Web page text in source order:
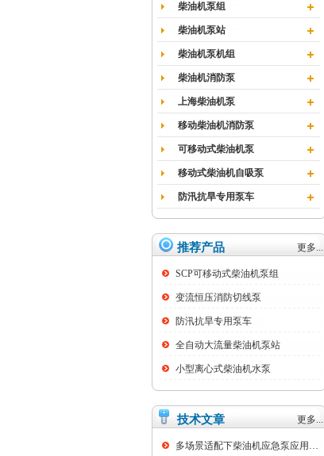
柴油机泵组
柴油机泵站
柴油机泵机组
柴油机消防泵
上海柴油机泵
移动柴油机消防泵
可移动式柴油机泵
移动式柴油机自吸泵
防汛抗旱专用泵车
推荐产品 更多...
SCP可移动式柴油机泵组
变流恒压消防切线泵
防汛抗旱专用泵车
全自动大流量柴油机泵站
小型离心式柴油机水泵
技术文章 更多...
多场景适配下柴油机应急泵应用痛点与技术优...